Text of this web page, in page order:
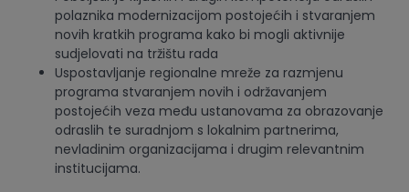
polaznika modernizacijom postojećih i stvaranjem
novih kratkih programa kako bi mogli aktivnije
sudjelovati na tržištu rada
Uspostavljanje regionalne mreže za razmjenu
programa stvaranjem novih i održavanjem
postojećih veza među ustanovama za obrazovanje
odraslih te suradnjom s lokalnim partnerima,
nevladinim organizacijama i drugim relevantnim
institucijama.